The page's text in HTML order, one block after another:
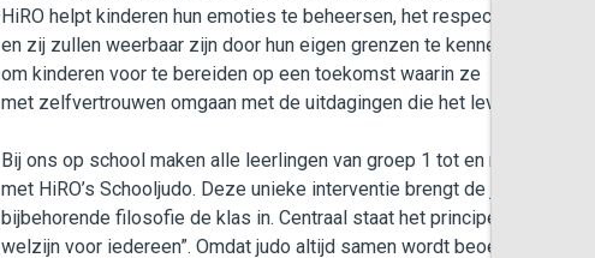
HiRO helpt kinderen hun emoties te beheersen, het respect voor elkaar
en zij zullen weerbaar zijn door hun eigen grenzen te kennen. Dit met
om kinderen voor te bereiden op een toekomst waarin ze
met zelfvertrouwen omgaan met de uitdagingen die het leven biedt.
Bij ons op school maken alle leerlingen van groep 1 tot en met 8 kennis
met HiRO’s Schooljudo. Deze unieke interventie brengt de judosport én
bijbehorende filosofie de klas in. Centraal staat het principe van
welzijn voor iedereen”. Omdat judo altijd samen wordt beoefend, leren